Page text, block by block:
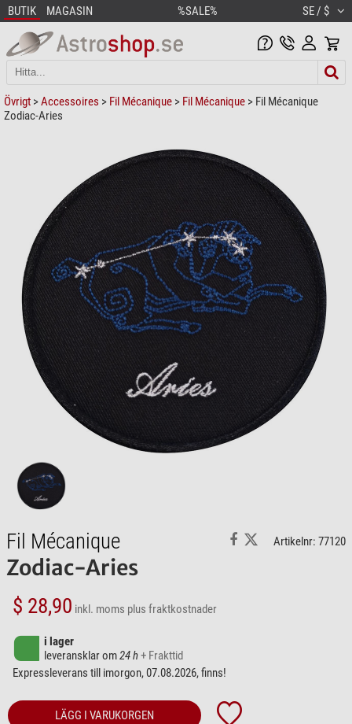
BUTIK MAGASIN %SALE% SE / $
Övrigt >Accessoires > Fil Mécanique > Fil Mécanique > Fil Mécanique
Zodiac-Aries
Fil Mécanique Artikelnr: 77120
Zodiac-Aries
$ 28,90 inkl. moms plus fraktkostnader
i lager
leveransklar om24 h+ Frakttid
Expressleverans till imorgon, 07.08.2026, finns!
LÄGG I VARUKORGEN